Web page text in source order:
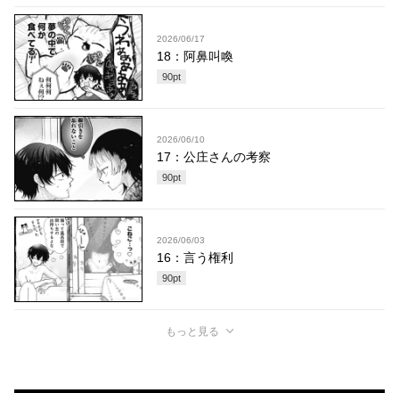
2026/06/17
18：阿鼻叫喚
90pt
2026/06/10
17：公庄さんの考察
90pt
2026/06/03
16：言う権利
90pt
もっと見る